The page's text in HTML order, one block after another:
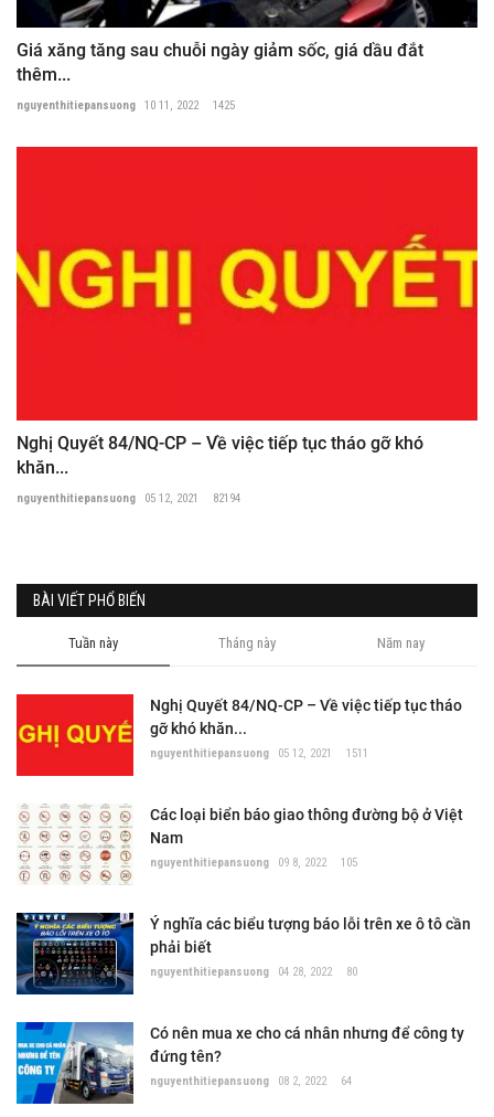
Giá xăng tăng sau chuỗi ngày giảm sốc, giá dầu đắt
thêm...
nguyenthitiepansuong 10 11, 2022 1425
Nghị Quyết 84/NQ-CP – Về việc tiếp tục tháo gỡ khó
khăn...
nguyenthitiepansuong 05 12, 2021 82194
BÀI VIẾT PHỔ BIẾN
Tuần này Tháng này Năm nay
Nghị Quyết 84/NQ-CP – Về việc tiếp tục tháo
gỡ khó khăn...
nguyenthitiepansuong 05 12, 2021 1511
Các loại biển báo giao thông đường bộ ở Việt
Nam
nguyenthitiepansuong 09 8, 2022 105
Ý nghĩa các biểu tượng báo lỗi trên xe ô tô cần
phải biết
nguyenthitiepansuong 04 28, 2022 80
Có nên mua xe cho cá nhân nhưng để công ty
đứng tên?
nguyenthitiepansuong 08 2, 2022 64